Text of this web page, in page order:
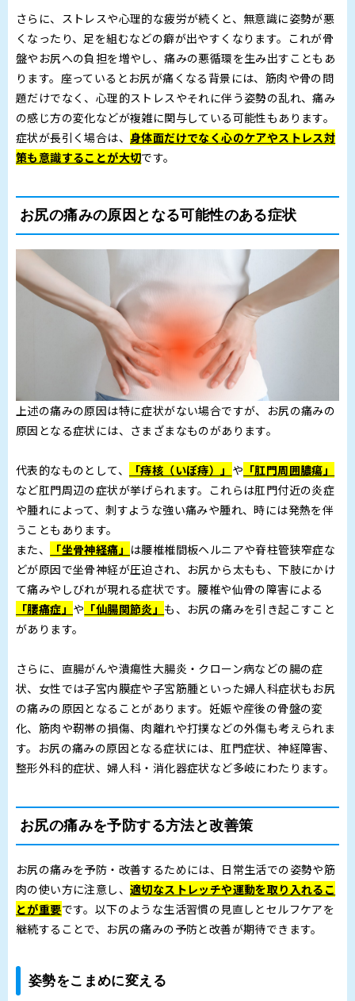
さらに、ストレスや心理的な疲労が続くと、無意識に姿勢が悪
くなったり、足を組むなどの癖が出やすくなります。これが骨
盤やお尻への負担を増やし、痛みの悪循環を生み出すこともあ
ります。座っているとお尻が痛くなる背景には、筋肉や骨の問
題だけでなく、心理的ストレスやそれに伴う姿勢の乱れ、痛み
の感じ方の変化などが複雑に関与している可能性もあります。
症状が長引く場合は、 身体面だけでなく心のケアやストレス対
策も意識することが大切です。
お尻の痛みの原因となる可能性のある症状
上述の痛みの原因は特に症状がない場合ですが、お尻の痛みの
原因となる症状には、さまざまなものがあります。
代表的なものとして、 「痔核（いぼ痔）」 や 「肛門周囲膿瘍」
など肛門周辺の症状が挙げられます。これらは肛門付近の炎症
や腫れによって、刺すような強い痛みや腫れ、時には発熱を伴
うこともあります。
また、
「坐骨神経痛」 は腰椎椎間板ヘルニアや脊柱管狭窄症な
どが原因で坐骨神経が圧迫され、お尻から太もも、下肢にかけ
て痛みやしびれが現れる症状です。腰椎や仙骨の障害による
「腰痛症」 や 「仙腸関節炎」 も、お尻の痛みを引き起こすこと
があります。
さらに、直腸がんや潰瘍性大腸炎・クローン病などの腸の症
状、女性では子宮内膜症や子宮筋腫といった婦人科症状もお尻
の痛みの原因となることがあります。妊娠や産後の骨盤の変
化、筋肉や靭帯の損傷、肉離れや打撲などの外傷も考えられま
す。お尻の痛みの原因となる症状には、肛門症状、神経障害、
整形外科的症状、婦人科・消化器症状など多岐にわたります。
お尻の痛みを予防する方法と改善策
お尻の痛みを予防・改善するためには、日常生活での姿勢や筋
肉の使い方に注意し、 適切なストレッチや運動を取り入れるこ
とが重要です。以下のような生活習慣の見直しとセルフケアを
継続することで、お尻の痛みの予防と改善が期待できます。
姿勢をこまめに変える